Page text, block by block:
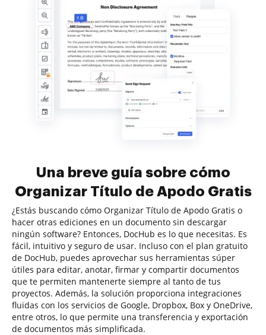
Una breve guía sobre cómo
Organizar Título de Apodo Gratis
¿Estás buscando cómo Organizar Título de Apodo Gratis o
hacer otras ediciones en un documento sin descargar
ningún software? Entonces, DocHub es lo que necesitas. Es
fácil, intuitivo y seguro de usar. Incluso con el plan gratuito
de DocHub, puedes aprovechar sus herramientas súper
útiles para editar, anotar, firmar y compartir documentos
que te permiten mantenerte siempre al tanto de tus
proyectos. Además, la solución proporciona integraciones
fluidas con los servicios de Google, Dropbox, Box y OneDrive,
entre otros, lo que permite una transferencia y exportación
de documentos más simplificada.